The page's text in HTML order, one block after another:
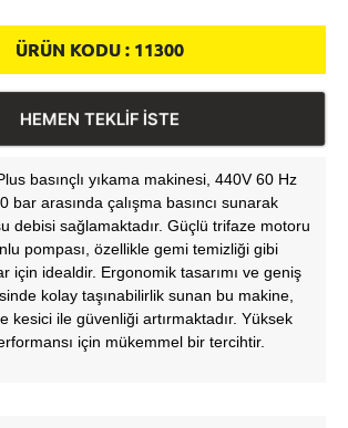
ÜRÜN KODU : 11300
HEMEN TEKLİF İSTE
basınçlı yıkama makinesi, 440V 60 Hz
bar arasında çalışma basıncı sunarak
debisi sağlamaktadır. Güçlü trifaze motoru
pompası, özellikle gemi temizliği gibi
için idealdir. Ergonomik tasarımı ve geniş
kolay taşınabilirlik sunan bu makine,
kesici ile güvenliği artırmaktadır. Yüksek
için mükemmel bir tercihtir.